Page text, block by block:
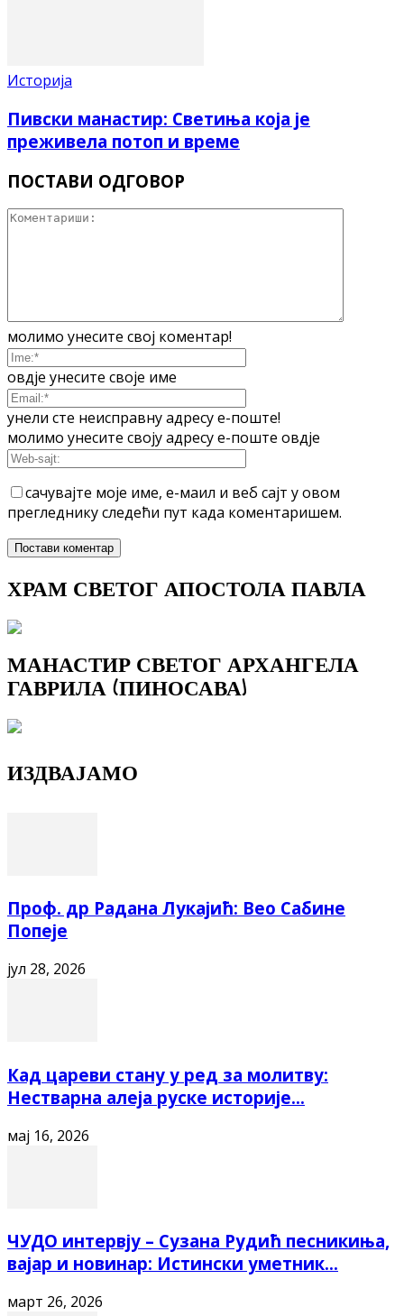
Историја
Пивски манастир: Светиња која је
преживела потоп и време
ПОСТАВИ ОДГОВОР
молимо унесите свој коментар!
овдје унесите своје име
унели сте неисправну адресу е-поште!
молимо унесите своју адресу е-поште овдје
сачувајте моје име, е-маил и веб сајт у овом
прегледнику следећи пут када коментаришем.
ХРАМ СВЕТОГ АПОСТОЛА ПАВЛА
МАНАСТИР СВЕТОГ АРХАНГЕЛА
ГАВРИЛА (ПИНОСАВА)
ИЗДВАЈАМО
Проф. др Радана Лукајић: Вео Сабине
Попеје
јул 28, 2026
Кад цареви стану у ред за молитву:
Нестварна алеја руске историје...
мај 16, 2026
ЧУДО интервју – Сузана Рудић песникиња,
вајар и новинар: Истински уметник...
март 26, 2026